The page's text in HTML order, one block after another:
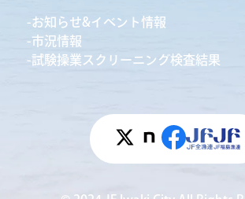
お知らせ&イベント情報
市況情報
試験操業スクリーニング検査結果